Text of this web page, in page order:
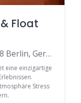
Float
Meyerbeerstraße 111, 13088 Berlin, Germany
eine einzigartige
Stress